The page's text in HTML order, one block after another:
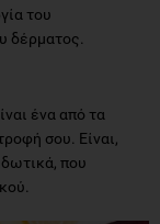
του
δέρματος.
ένα από τα
σου. Είναι,
που